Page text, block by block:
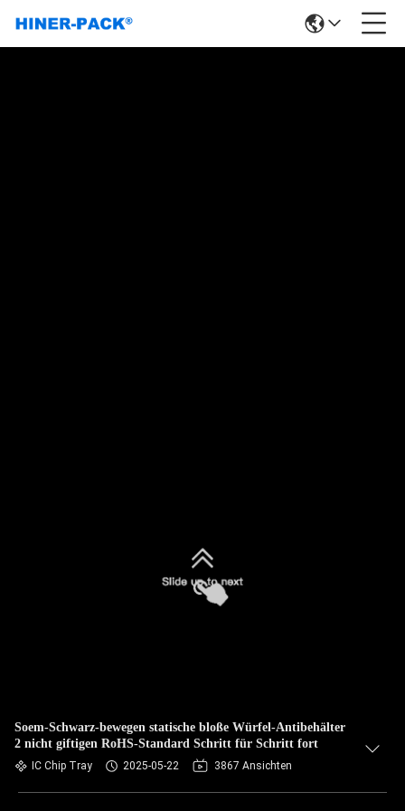
Soem-Schwarz-bewegen statische bloße Würfel-Antibehälter
2 nicht giftigen RoHS-Standard Schritt für Schritt fort
IC Chip Tray 2025-05-22 3867 Ansichten